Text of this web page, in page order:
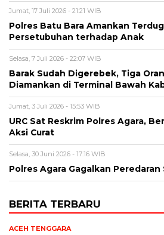
Jumat, 17 Juli 2026 - 21:21 WIB
Polres Batu Bara Amankan
Persetubuhan terhadap Anak
Selasa, 7 Juli 2026 - 22:07 WIB
Barak Sudah Digerebek, Tiga
Diamankan di Terminal Bawah
Jumat, 3 Juli 2026 - 15:53 WIB
URC Sat Reskrim Polres Agara,
Aksi Curat
Selasa, 30 Juni 2026 - 17:16 WIB
Polres Agara Gagalkan Peredaran
BERITA TERBARU
ACEH TENGGARA